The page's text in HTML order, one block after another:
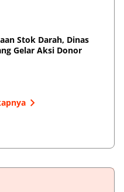
Stok Darah, Dinas
Gelar Aksi Donor